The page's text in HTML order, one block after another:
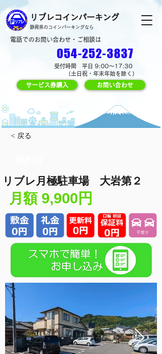
リブレコインパーキング
静岡県のコインパーキングなら
電話でのお問い合わせ・ご相談は
054-252-3837
受付時間 平日 9:00～17:30
（土日祝・年末年始を除く）
サービス券購入 お問い合わせ
< 戻る
リブレ月極駐車場 大岩第２
​月額 9,900円